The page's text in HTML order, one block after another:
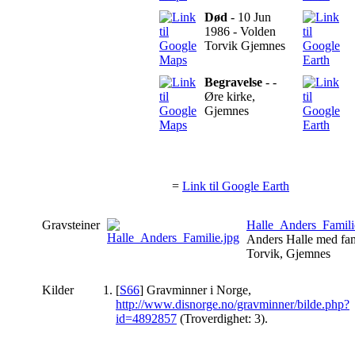
Død - 10 Jun
1986 - Volden
Torvik Gjemnes
Begravelse - -
Øre kirke,
Gjemnes
= Link til Google Earth
Gravsteiner
Anders Halle med
Torvik, Gjemnes
Kilder [S66] Gravminner i Norge,
http://www.disnorge.no/gravminner/bilde.php?
id=4892857 (Troverdighet: 3).